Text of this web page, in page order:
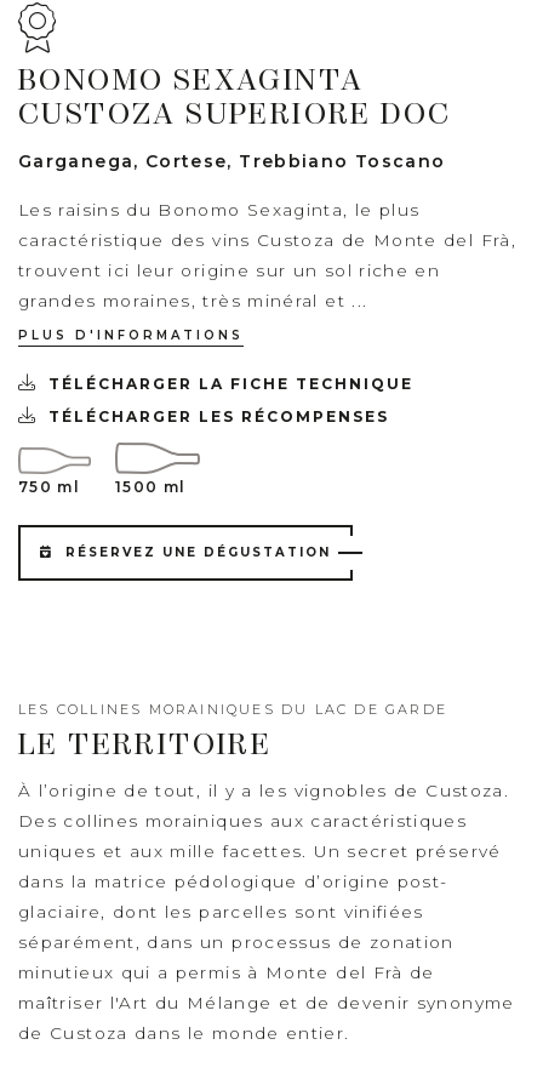
BONOMO SEXAGINTA
CUSTOZA SUPERIORE DOC
Garganega, Cortese, Trebbiano Toscano
Les raisins du Bonomo Sexaginta, le plus
caractéristique des vins Custoza de Monte del Frà,
trouvent ici leur origine sur un sol riche en
grandes moraines, très minéral et ...
PLUS D'INFORMATIONS
TÉLÉCHARGER LA FICHE TECHNIQUE
TÉLÉCHARGER LES RÉCOMPENSES
750 ml 1500 ml
RÉSERVEZ UNE DÉGUSTATION
LES COLLINES MORAINIQUES DU LAC DE GARDE
LE TERRITOIRE
À l’origine de tout, il y a les vignobles de Custoza.
Des collines morainiques aux caractéristiques
uniques et aux mille facettes. Un secret préservé
dans la matrice pédologique d’origine post-
glaciaire, dont les parcelles sont vinifiées
séparément, dans un processus de zonation
minutieux qui a permis à Monte del Frà de
maîtriser l'Art du Mélange et de devenir synonyme
de Custoza dans le monde entier.